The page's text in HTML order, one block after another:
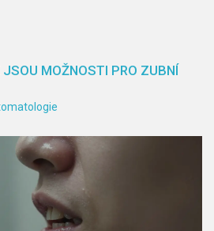
MOŽNOSTI PRO ZUBNÍ